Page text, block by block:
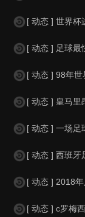
[ 动态 ] 世界杯进球
[ 动态 ] 足球最快速
[ 动态 ] 98年世界
[ 动态 ] 皇马里昂
[ 动态 ] 一场足
[ 动态 ] 西班牙
[ 动态 ] 2018年足
[ 动态 ] c罗梅西金靴